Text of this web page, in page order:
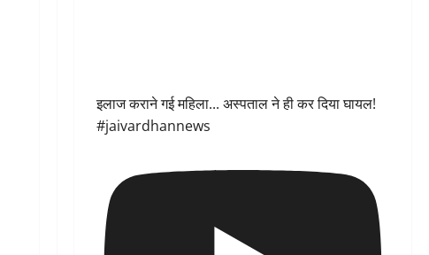
इलाज कराने गई महिला... अस्पताल ने ही कर दिया घायल!
#jaivardhannews